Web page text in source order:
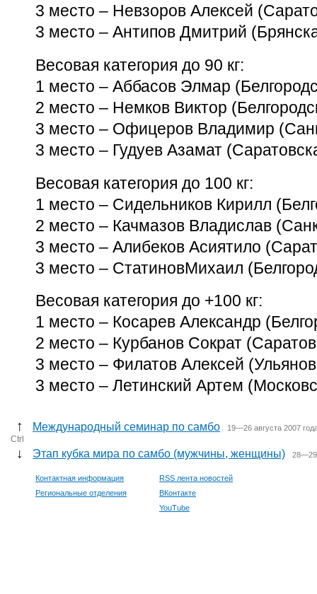
3 место – Невзоров Алексей
3 место – Антипов Дмитрий
Весовая категория до 90 кг:
1 место – Аббасов Элмар
2 место – Немков Виктор
3 место – Офицеров Владимир
3 место – Гудуев Азамат
Весовая категория до 100 кг:
1 место – Сидельников Кирилл
2 место – Качмазов Владислав
3 место – Алибеков Асиятило
3 место – СтатиновМихаил
Весовая категория до +100 кг:
1 место – Косарев Александр
2 место – Курбанов Сократ
3 место – Филатов Алексей
3 место – Летинский Артем
↑ Международный семинар по самбо 19—26 августа 2007
Ctrl
↓ Этап кубка мира по самбо (мужчины, женщины) 28—29
Контактная информация
Региональные отделения
RSS лента новостей
ВКонтакте
YouTube